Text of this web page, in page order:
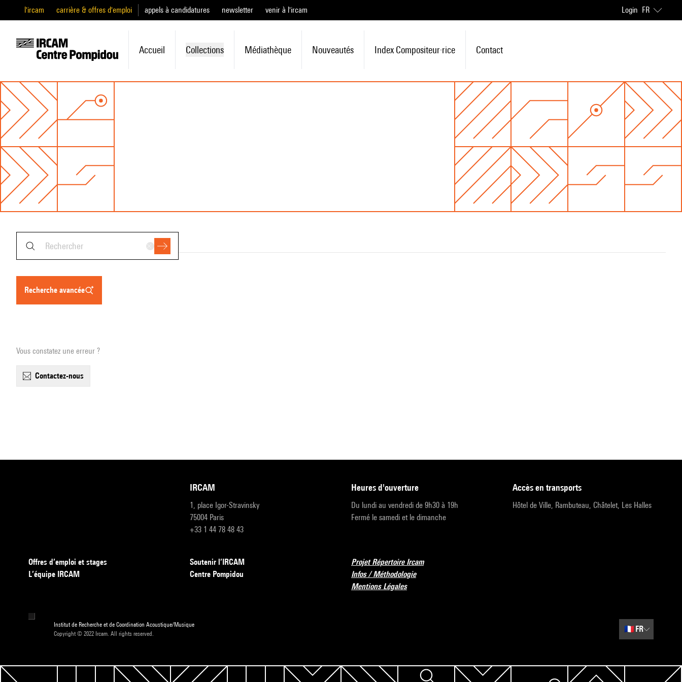
l'ircam carrière & offres d'emploi appels à candidatures newsletter venir à l'ircam Login FR
Accueil Collections Médiathèque Nouveautés Index Compositeur·rice Contact
recherche avancée
Vous constatez une erreur ?
contactez-nous
IRCAM
1, place Igor-Stravinsky
75004 Paris
+33 1 44 78 48 43
heures d'ouverture
Du lundi au vendredi de 9h30 à 19h
Fermé le samedi et le dimanche
accès en transports
Hôtel de Ville, Rambuteau, Châtelet, Les Halles
Offres d’emploi et stages
L’équipe IRCAM
Soutenir l’IRCAM
Centre Pompidou
Projet Répertoire Ircam
Infos / Méthodologie
Mentions Légales
Institut de Recherche et de Coordination Acoustique/Musique
Copyright © 2022 Ircam. All rights reserved.
🇫🇷 FR